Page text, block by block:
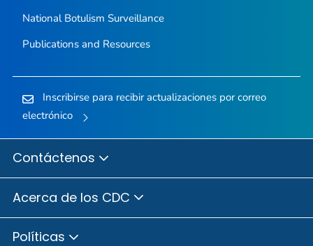
National Botulism Surveillance
Publications and Resources
Inscribirse para recibir actualizaciones por correo
electrónico
Contáctenos
Acerca de los CDC
Políticas